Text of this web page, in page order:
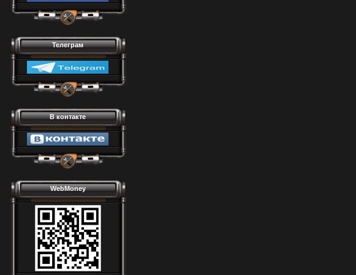
Телеграм
В контакте
WebMoney